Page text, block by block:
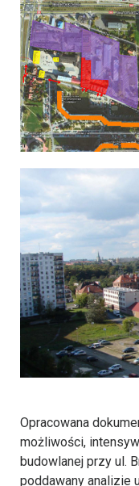
Opracowana
możliwości,
budowlanej przy ul.
poddawany analizie